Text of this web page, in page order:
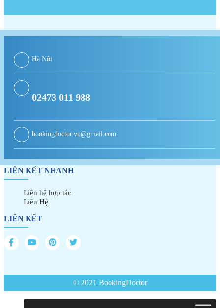
Hà Nội
02473 011 988
bookingdoctor.vn@gmail.com
LIÊN KẾT NHANH
Liên hệ hợp tác
Liên Hệ
LIÊN KẾT
© 2021 BookingDoctor